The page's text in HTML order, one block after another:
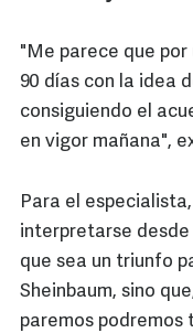
"Me parece que
90 días con la idea
consiguiendo el
en vigor mañana",
Para el
interpretarse
que sea un triunfo
Sheinbaum, sino
paremos